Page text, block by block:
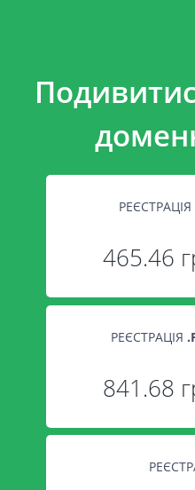
РЕЄСТРАЦІЯ
465.46
РЕЄСТРАЦІЯ .
841.68